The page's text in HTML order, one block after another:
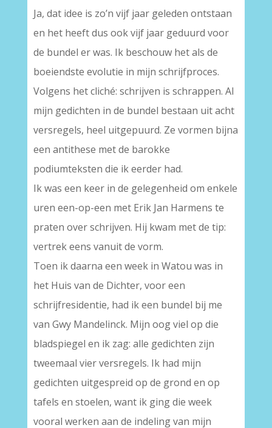
Ja, dat idee is zo’n vijf jaar geleden ontstaan
en het heeft dus ook vijf jaar geduurd voor
de bundel er was. Ik beschouw het als de
boeiendste evolutie in mijn schrijfproces.
Volgens het cliché: schrijven is schrappen. Al
mijn gedichten in de bundel bestaan uit acht
versregels, heel uitgepuurd. Ze vormen bijna
een antithese met de barokke
podiumteksten die ik eerder had.
Ik was een keer in de gelegenheid om enkele
uren een-op-een met Erik Jan Harmens te
praten over schrijven. Hij kwam met de tip:
vertrek eens vanuit de vorm.
Toen ik daarna een week in Watou was in
het Huis van de Dichter, voor een
schrijfresidentie, had ik een bundel bij me
van Gwy Mandelinck. Mijn oog viel op die
bladspiegel en ik zag: alle gedichten zijn
tweemaal vier versregels. Ik had mijn
gedichten uitgespreid op de grond en op
tafels en stoelen, want ik ging die week
vooral werken aan de indeling van mijn